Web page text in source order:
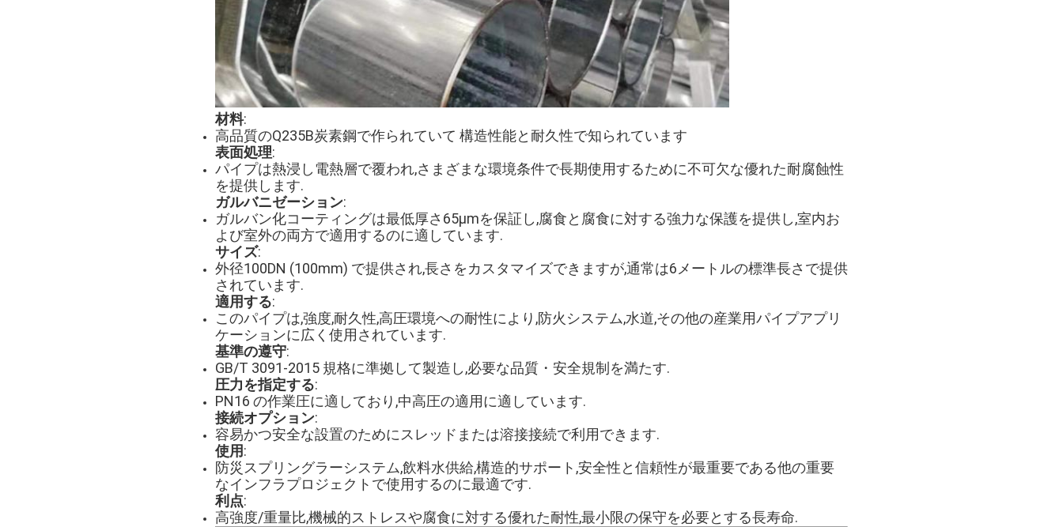
材料:
高品質のQ235B炭素鋼で作られていて 構造性能と耐久性で知られています
表面処理:
パイプは熱浸し電熱層で覆われ,さまざまな環境条件で長期使用するために不可欠な優れた耐腐蝕性
を提供します.
ガルバニゼーション:
ガルバン化コーティングは最低厚さ65μmを保証し,腐食と腐食に対する強力な保護を提供し,室内お
よび室外の両方で適用するのに適しています.
サイズ:
外径100DN (100mm) で提供され,長さをカスタマイズできますが,通常は6メートルの標準長さで提供
されています.
適用する:
このパイプは,強度,耐久性,高圧環境への耐性により,防火システム,水道,その他の産業用パイプアプリ
ケーションに広く使用されています.
基準の遵守:
GB/T 3091-2015 規格に準拠して製造し,必要な品質・安全規制を満たす.
圧力を指定する:
PN16 の作業圧に適しており,中高圧の適用に適しています.
接続オプション:
容易かつ安全な設置のためにスレッドまたは溶接接続で利用できます.
使用:
防災スプリングラーシステム,飲料水供給,構造的サポート,安全性と信頼性が最重要である他の重要
なインフラプロジェクトで使用するのに最適です.
利点:
高強度/重量比,機械的ストレスや腐食に対する優れた耐性,最小限の保守を必要とする長寿命.